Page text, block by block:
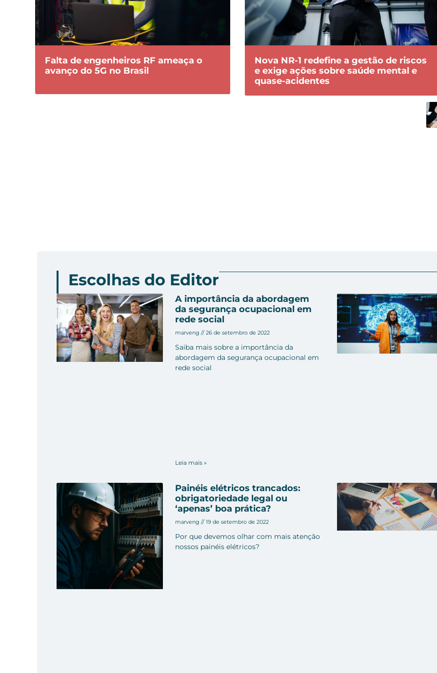
Falta de engenheiros RF ameaça o
avanço do 5G no Brasil
Nova NR-1 redefine a gestão de riscos
e exige ações sobre saúde mental e
quase-acidentes
Escolhas do Editor
A importância da abordagem
da segurança ocupacional em
rede social
marveng 26 de setembro de 2022
Saiba mais sobre a importância da
abordagem da segurança ocupacional em
rede social
Leia mais »
Painéis elétricos trancados:
obrigatoriedade legal ou
‘apenas’ boa prática?
marveng 19 de setembro de 2022
Por que devemos olhar com mais atenção
nossos painéis elétricos?